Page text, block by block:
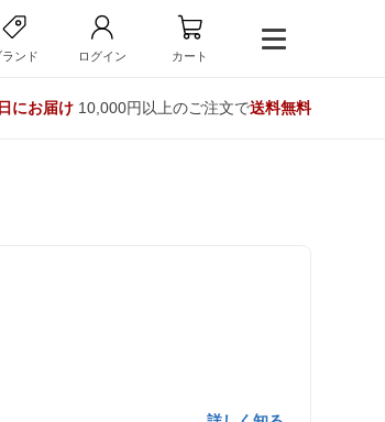
ランド ログイン カート
にお届け10,000円以上のご注文で送料無料